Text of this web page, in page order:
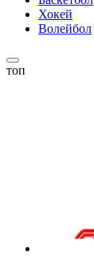
Хокей
Волейбол
топ